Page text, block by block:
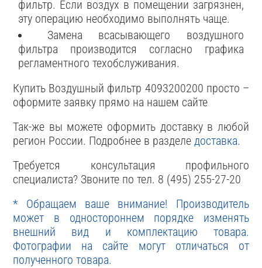
фильтр. Если воздух в помещении загрязнен,
эту операцию необходимо выполнять чаще.
Замена всасывающего воздушного
фильтра производится согласно графика
регламентного техобслуживания.
Купить Воздушный фильтр 4093200200 просто –
оформите заявку прямо на нашем сайте
Так-же вы можете оформить доставку в любой
регион России. Подробнее в разделедоставка.
Требуется консультация профильного
специалиста? Звоните по тел. 8 (495) 255-27-20
* Обращаем ваше внимание! Производитель
может в одностороннем порядке изменять
внешний вид и комплектацию товара.
Фотографии на сайте могут отличаться от
полученного товара.